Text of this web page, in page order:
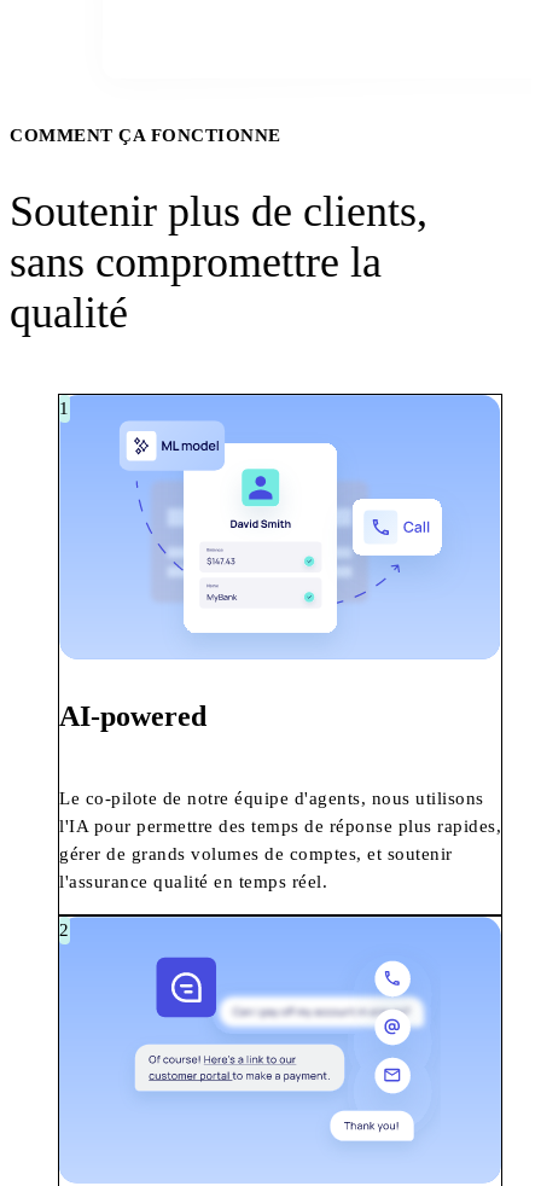
COMMENT ÇA FONCTIONNE
Soutenir plus de clients,
sans compromettre la
qualité
1
AI-powered
Le co-pilote de notre équipe d'agents, nous utilisons
l'IA pour permettre des temps de réponse plus rapides,
gérer de grands volumes de comptes, et soutenir
l'assurance qualité en temps réel.
2